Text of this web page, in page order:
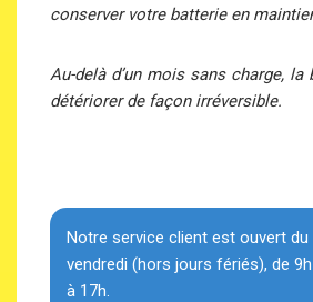
conserver votre batterie en
Au-delà d’un mois sans charge,
détériorer de façon irréversible.
Notre service client est ouvert du
vendredi (hors jours fériés), de
à 17h.